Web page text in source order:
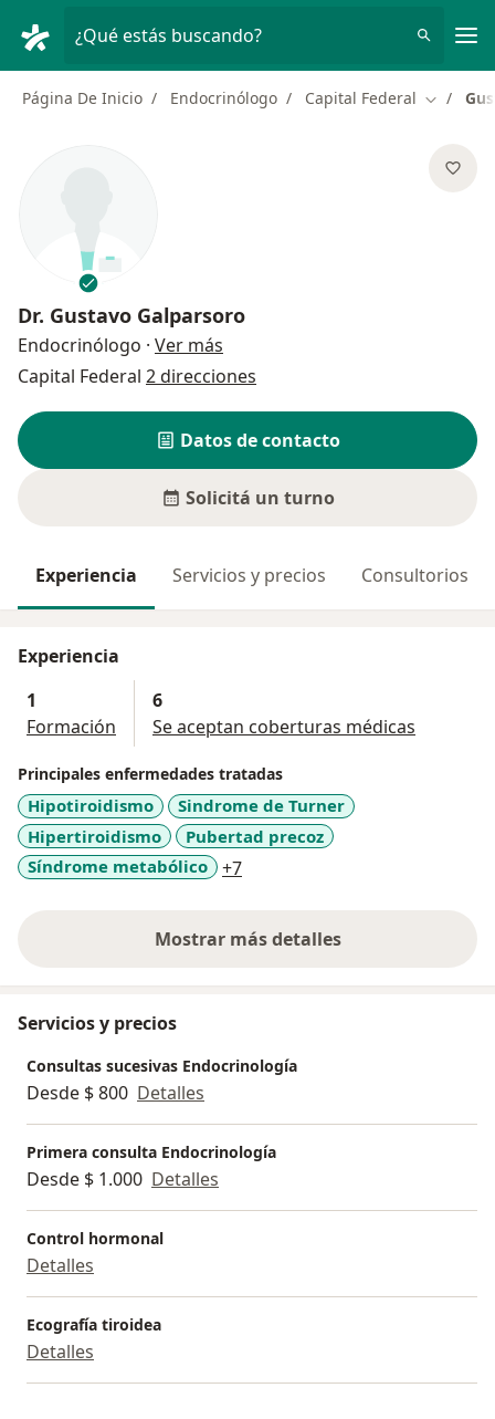
¿Qué estás buscando?
Página De Inicio Endocrinólogo Capital Federal Cambiar
Dr. Gustavo Galparsoro
Endocrinólogo · Ver más
Capital Federal 2 direcciones
Datos de contacto
Solicitá un turno
Experiencia Servicios y precios Consultorios
Experiencia
1
Formación
6
Se aceptan coberturas médicas
Principales enfermedades tratadas
Hipotiroidismo
Sindrome de Turner
Hipertiroidismo
Pubertad precoz
Síndrome metabólico
+7a11y_sr_more_diseases
Mostrar más detalles
sobre la experiencia
Servicios y precios
Consultas sucesivas Endocrinología
Desde $ 800 Detalles
Primera consulta Endocrinología
Desde $ 1.000 Detalles
Control hormonal
Detalles
Ecografía tiroidea
Detalles